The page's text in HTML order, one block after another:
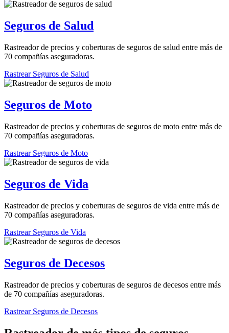
Seguros de Salud
Rastreador de precios y coberturas de seguros de salud entre más de
70 compañías aseguradoras.
Rastrear Seguros de Salud
Seguros de Moto
Rastreador de precios y coberturas de seguros de moto entre más de
70 compañías aseguradoras.
Rastrear Seguros de Moto
Seguros de Vida
Rastreador de precios y coberturas de seguros de vida entre más de
70 compañías aseguradoras.
Rastrear Seguros de Vida
Seguros de Decesos
Rastreador de precios y coberturas de seguros de decesos entre más
de 70 compañías aseguradoras.
Rastrear Seguros de Decesos